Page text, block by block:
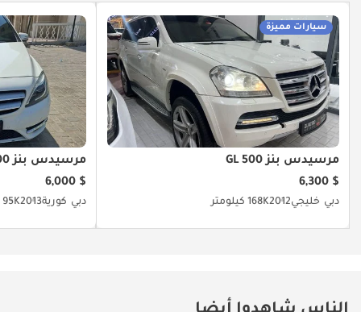
سيارات مميزة
مرسيدس بنز GL 500
$ 6,300
دبي خليجي2012168K كيلومتر
مرسيدس بنز B 200
$ 6,000
دبي كورية201395K كيلومتر